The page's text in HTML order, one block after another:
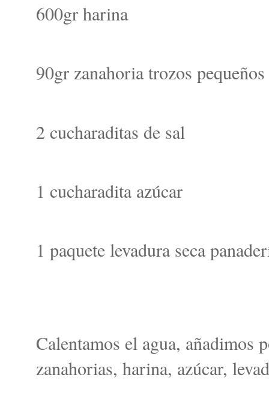
600gr harina
90gr zanahoria trozos pequeños
2 cucharaditas de sal
1 cucharadita azúcar
1 paquete levadura seca
Calentamos el agua, añadimos
zanahorias, harina, azúcar,